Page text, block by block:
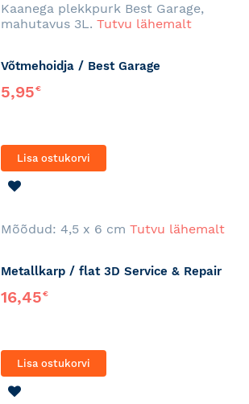
Kaanega plekkpurk Best Garage,
mahutavus 3L. Tutvu lähemalt
Võtmehoidja / Best Garage
5,95€
Lisa ostukorvi
Mõõdud: 4,5 x 6 cm Tutvu lähemalt
Metallkarp / flat 3D Service & Repair
16,45€
Lisa ostukorvi